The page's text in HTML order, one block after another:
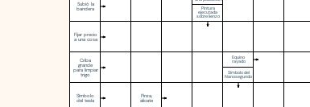
Subió la
bandera
Pintura
ejecutada
sobre lienzo
Fijar precio
a una cosa
Criba
grande
para limpiar
trigo
Equino
rayado
Símbolo del
Nanosegundo
Símbolo
del tesla
Pinza,
alicate